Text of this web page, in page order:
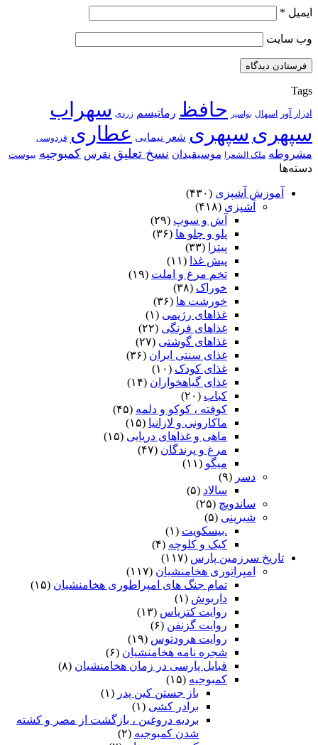
ایمیل *
وب‌ سایت
Tags
ادرار آور اسهال بواسیر حافظ رماتیسم زردی سهراب
سپهری سپهری شعر نیمایی عطاری فردوسی
مشروطه ملک الشعرا موسیقیدان نسخ تعلیق نقرس کمبوجیه یبوست
دسته‌ها
آموزش آشپزی (۴۳۰)
آشپزی (۴۱۸)
آش و سوپ (۲۹)
پلو و چلو ها (۳۶)
پیتزا
(۳۳)
پیش غذا (۱۱)
تخم مرغ و املت (۱۹)
خوراک (۳۸)
خورشت ها (۳۶)
غذاهای رژیمی (۱)
غذاهای فرنگی (۲۲)
غذاهای گوشتی (۲۷)
غذای سنتی ایران (۳۶)
غذای کودک (۱۰)
غذای گیاهخواران (۱۴)
کباب (۲۰)
کوفته ، کوکو و دلمه (۴۵)
ماکارونی و لازانیا (۱۵)
ماهی و غذاهای دریایی (۱۵)
مرغ و پرندگان (۴۷)
میگو (۱۱)
دسر (۹)
سالاد (۵)
ساندویچ (۲۵)
شیرینی (۵)
.بیسکویت (۱)
کیک و کلوچه (۴)
تاریخ سرزمین پارس (۱۱۷)
امپراتوری هخامنشیان (۱۱۷)
تمام جنگ های امپراطوری هخامنشیان (۱۵)
داریوش (۱)
روایت کتزیاس (۱۳)
روایت گزنفن (۶)
روایت هرودتوس (۱۹)
شجره نامه هخامنشیان (۶)
قبایل پارسی در زمان هخامنشیان (۸)
کمبوجیه (۱۵)
باز جستن کین پدر (۱)
برادر کشی (۱)
بردیه دروغین ، بازگشت از مصر و کشته
شدن کمبوجیه (۲)